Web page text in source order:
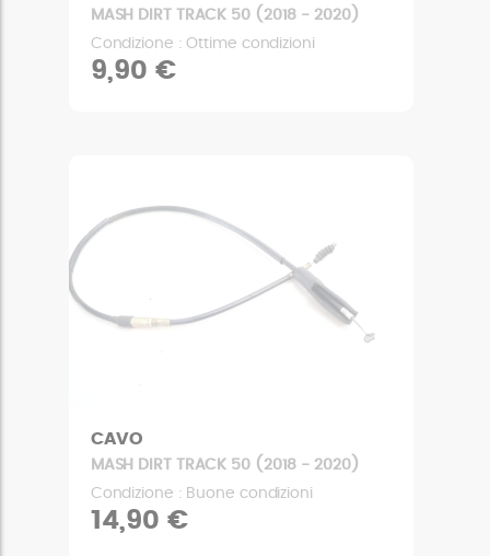
MASH DIRT TRACK 50 (2018 - 2020)
Condizione : Ottime condizioni
9,90 €
CAVO
MASH DIRT TRACK 50 (2018 - 2020)
Condizione : Buone condizioni
14,90 €